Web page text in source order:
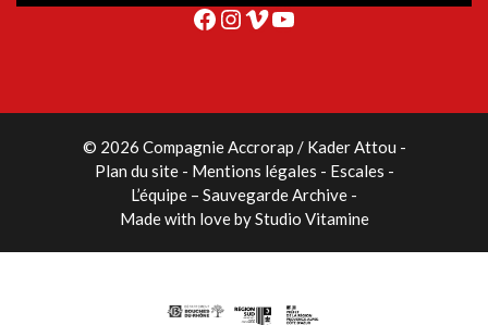
Facebook
Instagram
Vimeo
YouTube
© 2026 Compagnie Accrorap / Kader Attou -
Plan du site
Mentions légales
Escales
L’équipe – Sauvegarde Archive
Made with love byStudio Vitamine